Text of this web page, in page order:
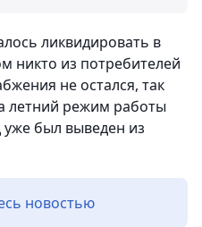
ликвидировать в
никто из потребителей
не остался, так
летний режим работы
был выведен из
новостью